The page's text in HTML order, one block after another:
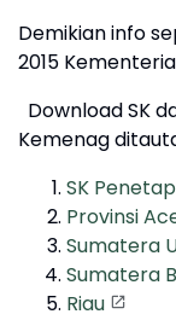
Demikian info
2015
Download SK
Kemenag
SK
Provinsi
Sumatera
Sumatera
Riau